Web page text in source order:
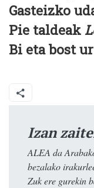
Gasteizko
Pie taldeak
Bi eta bost
Izan
ALEA da
bezalako
Zuk ere gurekin